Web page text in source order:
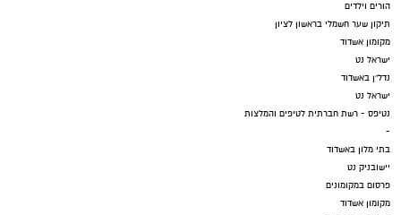
הורים וילדים
תיקון שער חשמלי בראשון לציון
מקומון אשדוד
ישראל נט
נדל"ן באשדוד
ישראל נט
נטיפס - רשת חברתית לטיפים והמלצות
-
בתי מלון באשדוד
יישובניק נט
פרסום במקומונים
מקומון אשדוד